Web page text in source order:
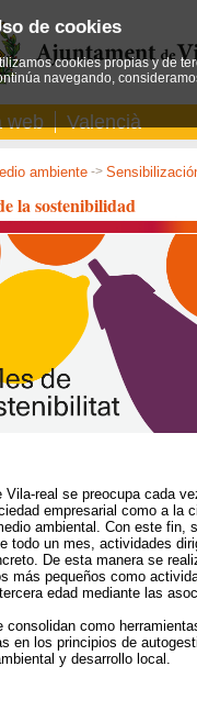
web Valencià
ambiente ->
la sostenibilidad
Vila-real se preocupa cada
empresarial como a la
ambiental. Con este fin,
todo un mes, actividades
De esta manera se
más pequeños como
edad mediante las
consolidan como
en los principios de
y desarrollo local.
de cookies
cookies propias y de
navegando,